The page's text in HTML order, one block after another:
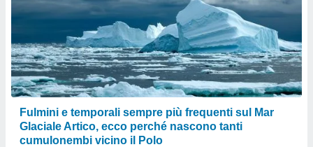
Fulmini e temporali sempre più frequenti sul Mar
Glaciale Artico, ecco perché nascono tanti
cumulonembi vicino il Polo